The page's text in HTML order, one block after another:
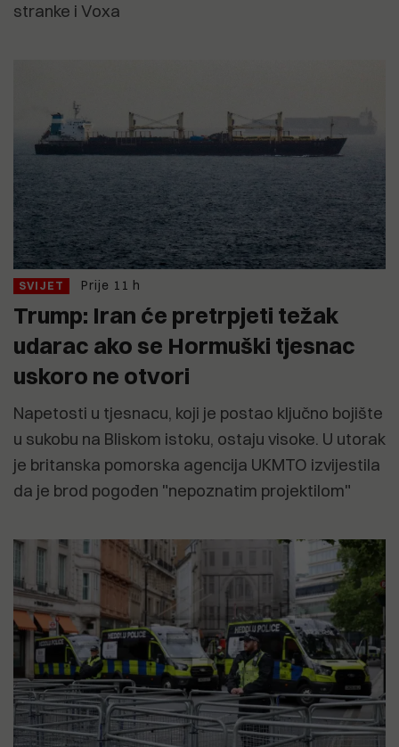
stranke i Voxa
SVIJET Prije 11 h
Trump: Iran će pretrpjeti težak
udarac ako se Hormuški tjesnac
uskoro ne otvori
Napetosti u tjesnacu, koji je postao ključno bojište
u sukobu na Bliskom istoku, ostaju visoke. U utorak
je britanska pomorska agencija UKMTO izvijestila
da je brod pogođen "nepoznatim projektilom"